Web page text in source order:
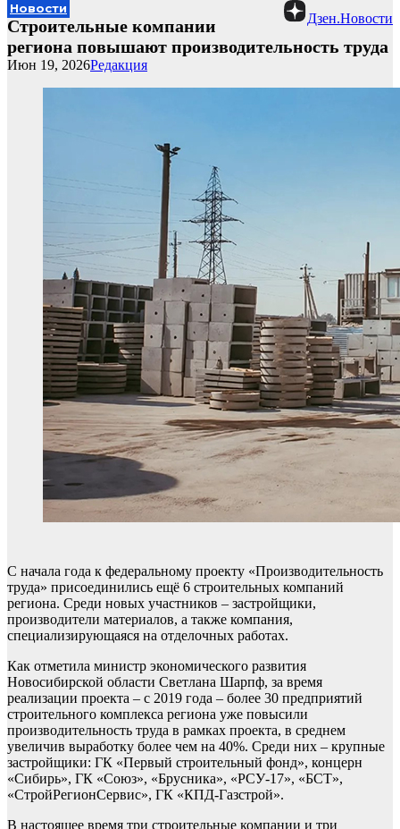
Дзен.Новости
Новости
Строительные компании
региона повышают производительность труда
Редакция
Июн 19, 2026
С начала года к федеральному проекту «Производительность
труда» присоединились ещё 6 строительных компаний
региона. Среди новых участников – застройщики,
производители материалов, а также компания,
специализирующаяся на отделочных работах.
Как отметила министр экономического развития
Новосибирской области Светлана Шарпф, за время
реализации проекта – с 2019 года – более 30 предприятий
строительного комплекса региона уже повысили
производительность труда в рамках проекта, в среднем
увеличив выработку более чем на 40%. Среди них – крупные
застройщики: ГК «Первый строительный фонд», концерн
«Сибирь», ГК «Союз», «Брусника», «РСУ-17», «БСТ»,
«СтройРегионСервис», ГК «КПД-Газстрой».
В настоящее время три строительные компании и три